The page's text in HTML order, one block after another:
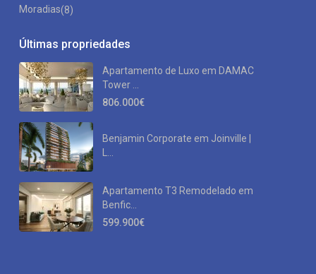
Moradias(8)
Últimas propriedades
Apartamento de Luxo em DAMAC
Tower ...
806.000€
Benjamin Corporate em Joinville |
L...
Apartamento T3 Remodelado em
Benfic...
599.900€